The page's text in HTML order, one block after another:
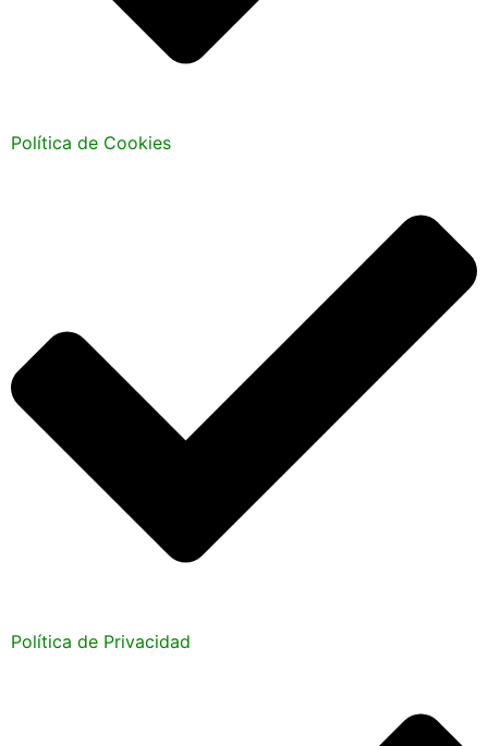
Política de Cookies
Política de Privacidad